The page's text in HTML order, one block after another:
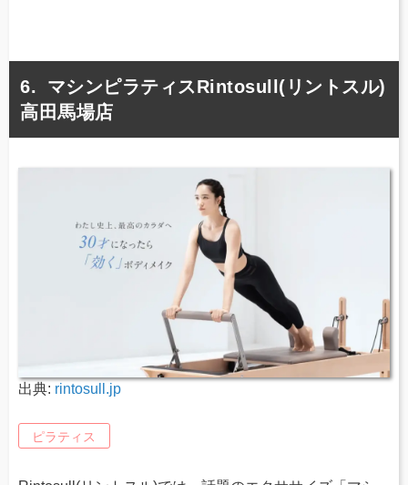
マシンピラティスRintosull(リントスル)
高田馬場店
出典: rintosull.jp
ピラティス